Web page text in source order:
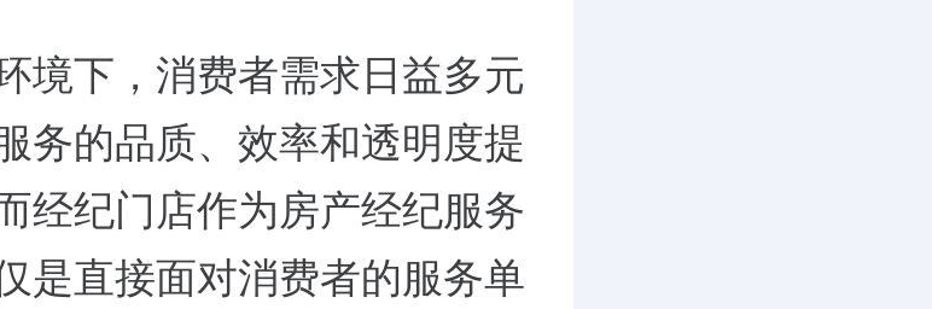
境下，消费者需求日益多元
务的品质、效率和透明度提
经纪门店作为房产经纪服务
是直接面对消费者的服务单